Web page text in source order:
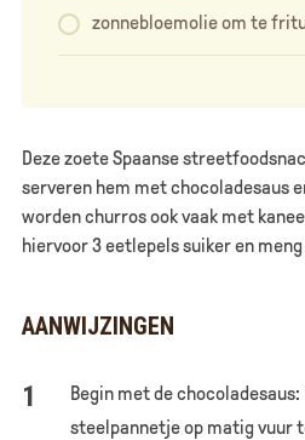
zonnebloemolie om te
Deze zoete Spaanse
serveren hem met chocoladesaus
worden churros ook vaak met
hiervoor 3 eetlepels suiker en
AANWIJZINGEN
Begin met de
steelpannetje op matig vuur